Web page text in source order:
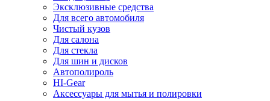
Эксклюзивные средства
Для всего автомобиля
Чистый кузов
Для салона
Для стекла
Для шин и дисков
Автополироль
HI-Gear
Аксессуары для мытья и полировки